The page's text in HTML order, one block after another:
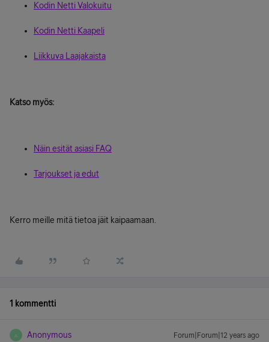
Kodin Netti Valokuitu
Kodin Netti Kaapeli
Liikkuva Laajakaista
Katso myös:
Näin esität asiasi FAQ
Tarjoukset ja edut
Kerro meille mitä tietoa jäit kaipaamaan.
1 kommentti
A Anonymous Forum|Forum|12 years ago